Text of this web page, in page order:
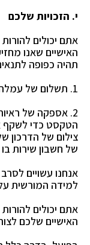
י. הזכויות שלכם
אתם יכולים
האישיים שאנו
תהיה כפופה
1. תשלום של עמלה {הזינו עמלה אם יש כזו};
2. אספקה של
הטקסט כדי לשקף
צילום של הדרכון
של חשבון שירות בו
אנחנו עשויים
למידה המורשית
אתם יכולים
האישיים שלכם